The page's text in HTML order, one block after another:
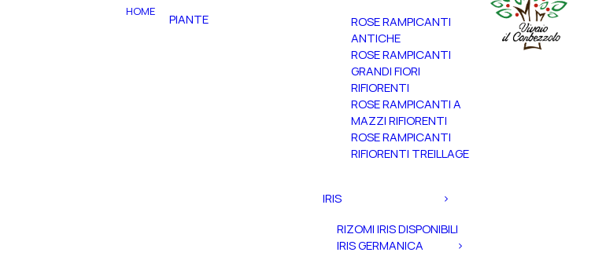
HOME PIANTE
ROSE RAMPICANTI
ANTICHE
ROSE RAMPICANTI
GRANDI FIORI
RIFIORENTI
ROSE RAMPICANTI A
MAZZI RIFIORENTI
ROSE RAMPICANTI
RIFIORENTI TREILLAGE
IRIS
RIZOMI IRIS DISPONIBILI
IRIS GERMANICA